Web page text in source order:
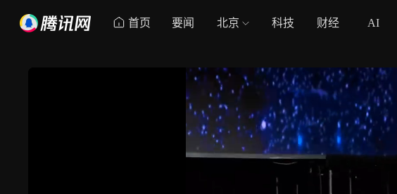
首页 要闻 北京 科技 财经 AI